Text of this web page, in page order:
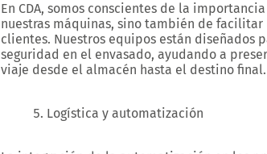
En CDA, somos conscientes de la
nuestras máquinas, sino también de facilitar
clientes. Nuestros equipos están diseñados
seguridad en el envasado, ayudando a
viaje desde el almacén hasta el destino final.
Logística y automatización